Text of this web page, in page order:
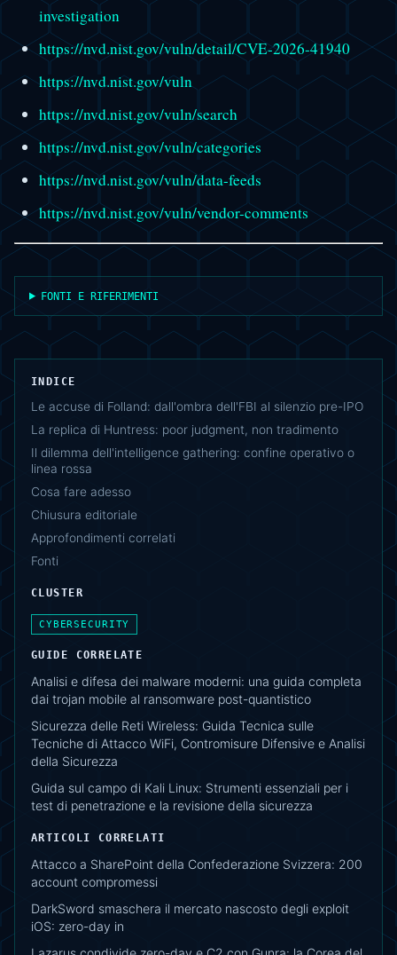
investigation
https://nvd.nist.gov/vuln/detail/CVE-2026-41940
https://nvd.nist.gov/vuln
https://nvd.nist.gov/vuln/search
https://nvd.nist.gov/vuln/categories
https://nvd.nist.gov/vuln/data-feeds
https://nvd.nist.gov/vuln/vendor-comments
FONTI E RIFERIMENTI
INDICE
Le accuse di Folland: dall'ombra dell'FBI al silenzio pre-IPO
La replica di Huntress: poor judgment, non tradimento
Il dilemma dell'intelligence gathering: confine operativo o
linea rossa
Cosa fare adesso
Chiusura editoriale
Approfondimenti correlati
Fonti
CLUSTER
CYBERSECURITY
GUIDE CORRELATE
Analisi e difesa dei malware moderni: una guida completa
dai trojan mobile al ransomware post-quantistico
Sicurezza delle Reti Wireless: Guida Tecnica sulle
Tecniche di Attacco WiFi, Contromisure Difensive e Analisi
della Sicurezza
Guida sul campo di Kali Linux: Strumenti essenziali per i
test di penetrazione e la revisione della sicurezza
ARTICOLI CORRELATI
Attacco a SharePoint della Confederazione Svizzera: 200
account compromessi
DarkSword smaschera il mercato nascosto degli exploit
iOS: zero-day in